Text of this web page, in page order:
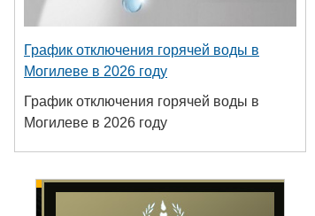
График отключения горячей воды в
Могилеве в 2026 году
График отключения горячей воды в
Могилеве в 2026 году